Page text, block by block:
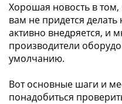
Хорошая новость в
вам не придется
активно внедряется, и
производители
умолчанию.
Вот основные шаги и
понадобиться